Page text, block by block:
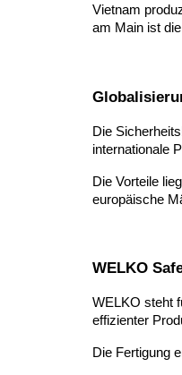
Vietnam
am Main ist
Die
internationale
Die Vorteile
europäische
WELKO
WELKO steht
effizienter
Die Fertigung